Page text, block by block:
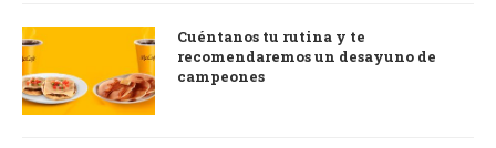
Cuéntanos tu rutina y te
recomendaremos un desayuno de
campeones